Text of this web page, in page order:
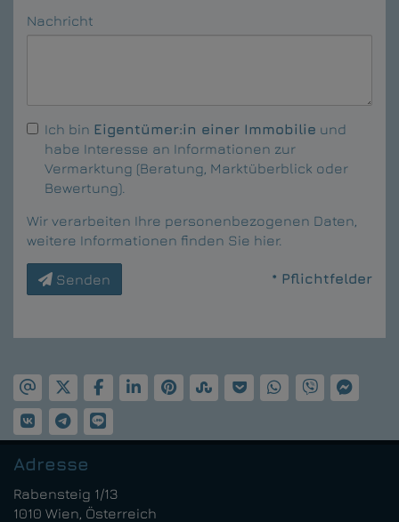
Nachricht
Ich bin Eigentümer:in einer Immobilie und
habe Interesse an Informationen zur
Vermarktung (Beratung, Marktüberblick oder
Bewertung).
Wir verarbeiten Ihre personenbezogenen Daten,
weitere Informationen finden Sie hier.
Senden * Pflichtfelder
Adresse
Rabensteig 1/13
1010 Wien, Österreich